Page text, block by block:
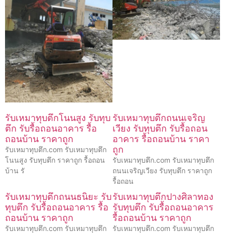
รับเหมาทุบตึกโนนสูง รับทุบ
ตึก รับรื้อถอนอาคาร รื้อ
ถอนบ้าน ราคาถูก
รับเหมาทุบตึก.com รับเหมาทุบตึก
โนนสูง รับทุบตึก ราคาถูก รื้อถอน
บ้าน รั
รับเหมาทุบตึกถนนเจริญ
เวียง รับทุบตึก รับรื้อถอน
อาคาร รื้อถอนบ้าน ราคา
ถูก
รับเหมาทุบตึก.com รับเหมาทุบตึก
ถนนเจริญเวียง รับทุบตึก ราคาถูก
รื้อถอน
รับเหมาทุบตึกถนนธนิยะ รับ
ทุบตึก รับรื้อถอนอาคาร รื้อ
ถอนบ้าน ราคาถูก
รับเหมาทุบตึก.com รับเหมาทุบตึก
รับเหมาทุบตึกปางศิลาทอง
รับทุบตึก รับรื้อถอนอาคาร
รื้อถอนบ้าน ราคาถูก
รับเหมาทุบตึก.com รับเหมาทุบตึก